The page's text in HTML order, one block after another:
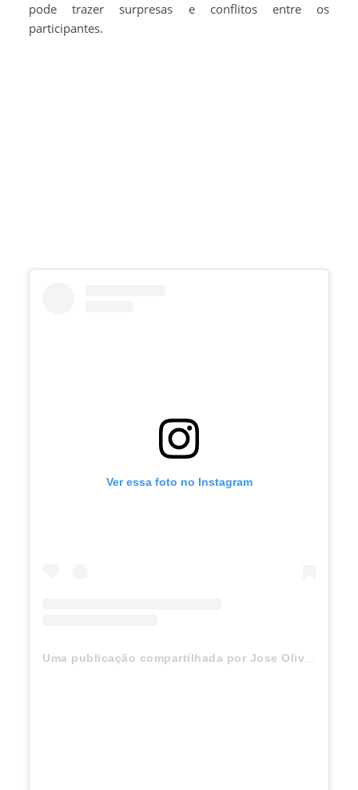
pode trazer surpresas e conflitos entre os
participantes.
Ver essa foto no Instagram
Uma publicação compartilhada por Jose Oliveira (@jbboninho)